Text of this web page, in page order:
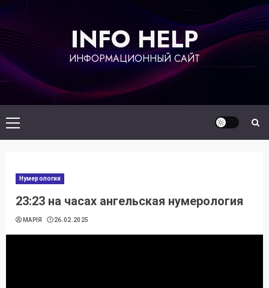
содержимому
INFO HELP
ИНФОРМАЦИОННЫЙ САЙТ
Основное
меню
Нумерология
23:23 на часах ангельская нумерология
МАРІЯ 26.02.2025